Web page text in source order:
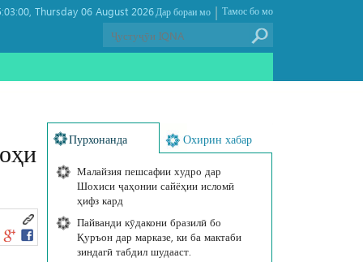
Thursday 06 August 2026 , Тамос бо мо
|
Дар бораи мо
Пурхонанда Охирин хабар
Малайзия пешсафии худро дар
Шохиси ҷаҳонии сайёҳии исломӣ
ҳифз кард
Пайванди кӯдакони бразилӣ бо
Қуръон дар марказе, ки ба мактаби
зиндагӣ табдил шудааст.